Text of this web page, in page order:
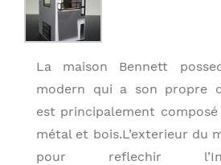
La maison Bennett
modern qui a son propre
est principalement
métal et bois.L’exterieur du
pour reflechir